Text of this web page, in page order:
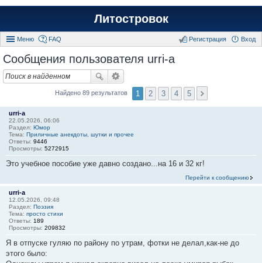
Литостровок
Меню FAQ Вход
Регистрация
Сообщения пользователя urri-a
Найдено 89 результатов 1 2 3 4 5
urri-a
22.05.2026, 06:06
Раздел: Юмор
Тема: Приличные анекдоты, шутки и прочее
Ответы: 9446
Просмотры: 5272915
Это учебное пособие уже давно создано...на 16 и 32 кг!
Перейти к сообщению
urri-a
12.05.2026, 09:48
Раздел: Поэзия
Тема: просто стихи
Ответы: 189
Просмотры: 209832
Я в отпуске гуляю по району по утрам, фотки не делал,как-не до
этого было: